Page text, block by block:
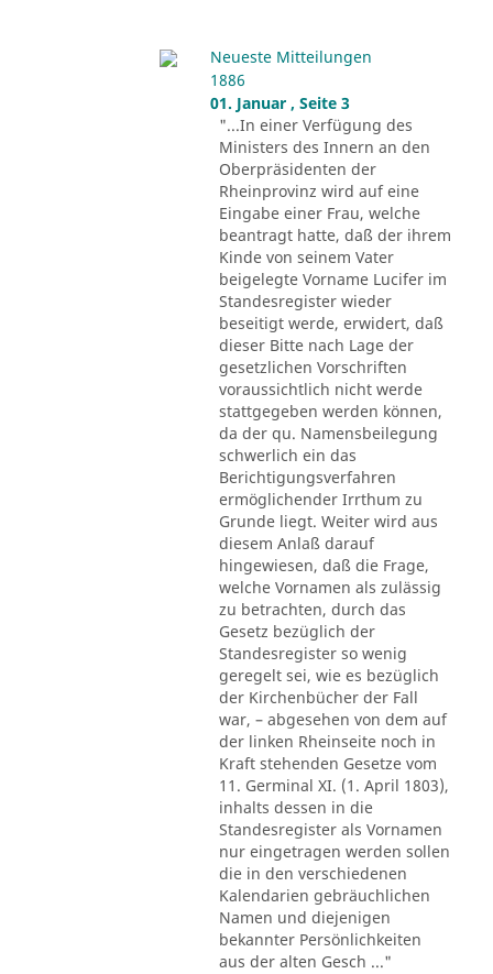
Neueste Mitteilungen
1886
01. Januar , Seite 3
"...In einer Verfügung des
Ministers des Innern an den
Oberpräsidenten der
Rheinprovinz wird auf eine
Eingabe einer Frau, welche
beantragt hatte, daß der ihrem
Kinde von seinem Vater
beigelegte Vorname Lucifer im
Standesregister wieder
beseitigt werde, erwidert, daß
dieser Bitte nach Lage der
gesetzlichen Vorschriften
voraussichtlich nicht werde
stattgegeben werden können,
da der qu. Namensbeilegung
schwerlich ein das
Berichtigungsverfahren
ermöglichender Irrthum zu
Grunde liegt. Weiter wird aus
diesem Anlaß darauf
hingewiesen, daß die Frage,
welche Vornamen als zulässig
zu betrachten, durch das
Gesetz bezüglich der
Standesregister so wenig
geregelt sei, wie es bezüglich
der Kirchenbücher der Fall
war, – abgesehen von dem auf
der linken Rheinseite noch in
Kraft stehenden Gesetze vom
11. Germinal XI. (1. April 1803),
inhalts dessen in die
Standesregister als Vornamen
nur eingetragen werden sollen
die in den verschiedenen
Kalendarien gebräuchlichen
Namen und diejenigen
bekannter Persönlichkeiten
aus der alten Gesch ..."